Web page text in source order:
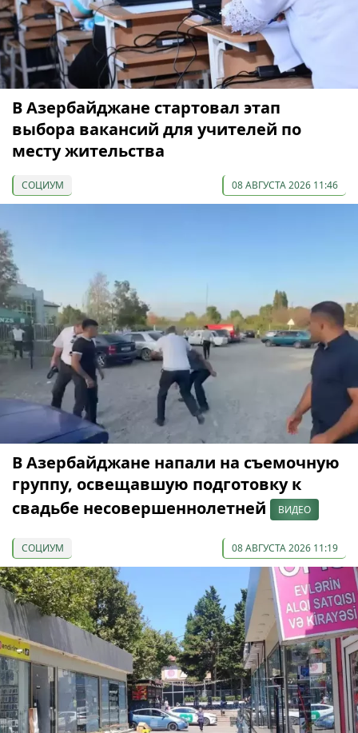
В Азербайджане стартовал этап
выбора вакансий для учителей по
месту жительства
СОЦИУМ 08 АВГУСТА 2026 11:46
В Азербайджане напали на съемочную
группу, освещавшую подготовку к
свадьбе несовершеннолетней
ВИДЕО
СОЦИУМ 08 АВГУСТА 2026 11:19